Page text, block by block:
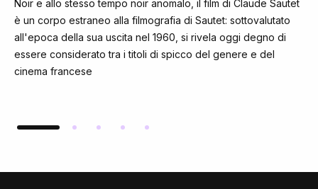
Noir e allo stesso tempo noir anomalo, il film di Claude Sautet
è un corpo estraneo alla filmografia di Sautet: sottovalutato
all'epoca della sua uscita nel 1960, si rivela oggi degno di
essere considerato tra i titoli di spicco del genere e del
cinema francese